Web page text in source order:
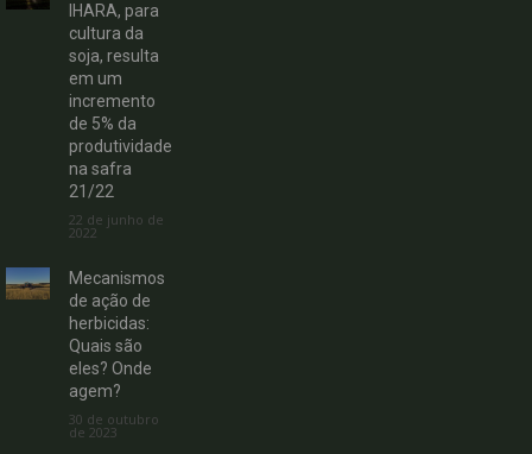
IHARA, para
cultura da
soja, resulta
em um
incremento
de 5% da
produtividade
na safra
21/22
22 de junho de
2022
Mecanismos
de ação de
herbicidas:
Quais são
eles? Onde
agem?
30 de outubro
de 2023